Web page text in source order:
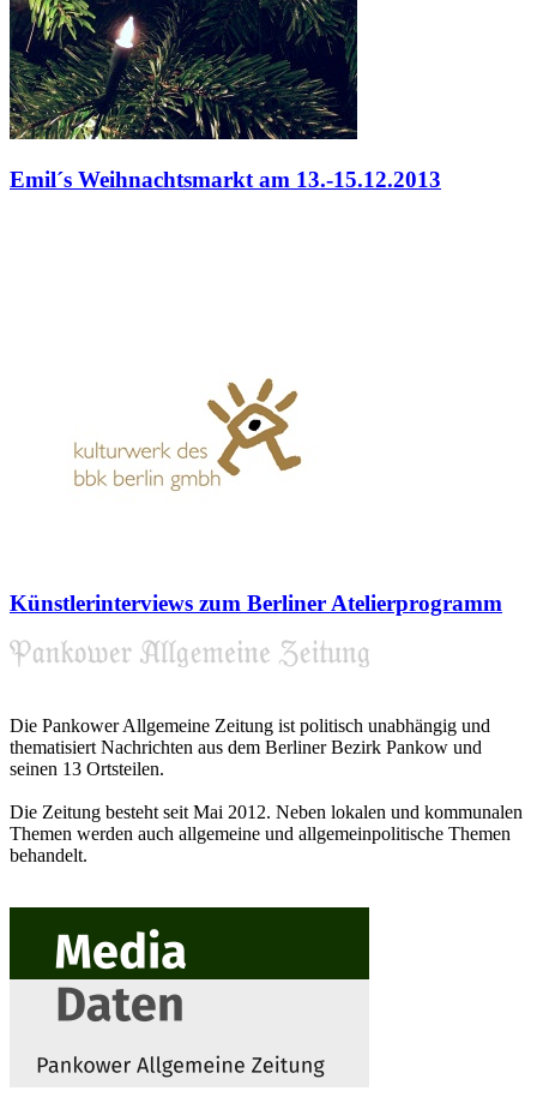
Emil´s Weihnachtsmarkt am 13.-15.12.2013
Künstlerinterviews zum Berliner Atelierprogramm
Die Pankower Allgemeine Zeitung ist politisch unabhängig und
thematisiert Nachrichten aus dem Berliner Bezirk Pankow und
seinen 13 Ortsteilen.
Die Zeitung besteht seit Mai 2012. Neben lokalen und kommunalen
Themen werden auch allgemeine und allgemeinpolitische Themen
behandelt.